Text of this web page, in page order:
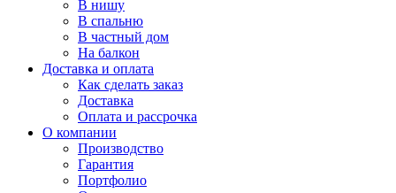
В нишу
В спальню
В частный дом
На балкон
Доставка и оплата
Как сделать заказ
Доставка
Оплата и рассрочка
О компании
Производство
Гарантия
Портфолио